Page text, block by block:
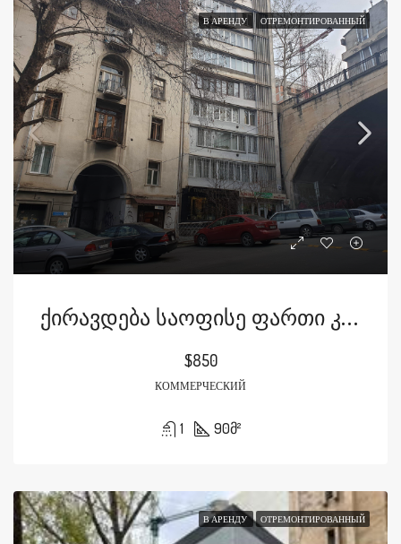
В АРЕНДУ ОТРЕМОНТИРОВАННЫЙ
Ქირავდება Საოფისე Ფართი Კეკელიძის Ქუჩაზე
$850
КОММЕРЧЕСКИЙ
1 90მ²
В АРЕНДУ ОТРЕМОНТИРОВАННЫЙ